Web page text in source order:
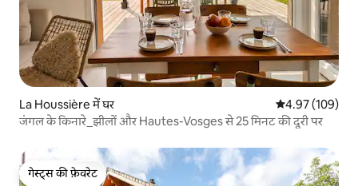
La Houssière में घर औसत रेटिंग 5 में से
4.97 (109)
जंगल के किनारे_झीलों और Hautes-Vosges से 25 मिनट की दूरी पर
गेस्ट्स की फ़ेवरेट
गेस्ट्स की फ़ेवरेट